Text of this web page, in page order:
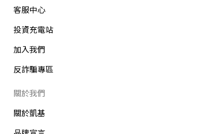
客服中心
投資充電站
加入我們
反詐騙專區
關於我們
關於凱基